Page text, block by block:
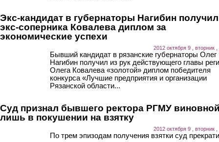
Экс-кандидат в губернаторы Нагибин
экс-соперника Ковалева диплом за
экономические успехи
2012 октября 9 , вторник ,
Бывший кандидат в рязанские губернаторы Олег
Нагибин получил из рук действующего главы
Олега Ковалева «золотой» диплом победителя
конкурса «Лучшие предприятия и организации
Рязанской области...
Cуд признал бывшего ректора РГМУ
лишь в покушении на взятку
2012 октября 9 , вторник ,
По трем эпизодам получения взятки суд